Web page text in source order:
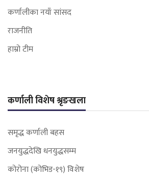
कर्णालीका नयाँ सांसद
राजनीति
हाम्रो टीम
कर्णाली विशेष श्रृङखला
समृद्ध कर्णाली बहस
जनयुद्धदेखि धनयुद्धसम्म
कोरोना (कोभिड-१९) विशेष